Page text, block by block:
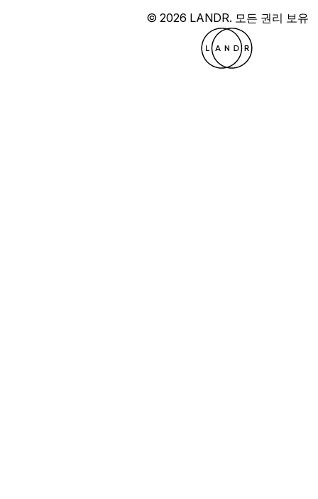
© 2026 LANDR. 모든 권리 보유